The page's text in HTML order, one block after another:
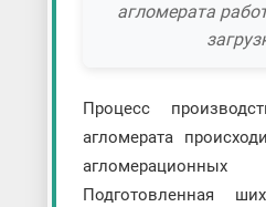
агломерата
Процесс
агломерата
Подготовленная